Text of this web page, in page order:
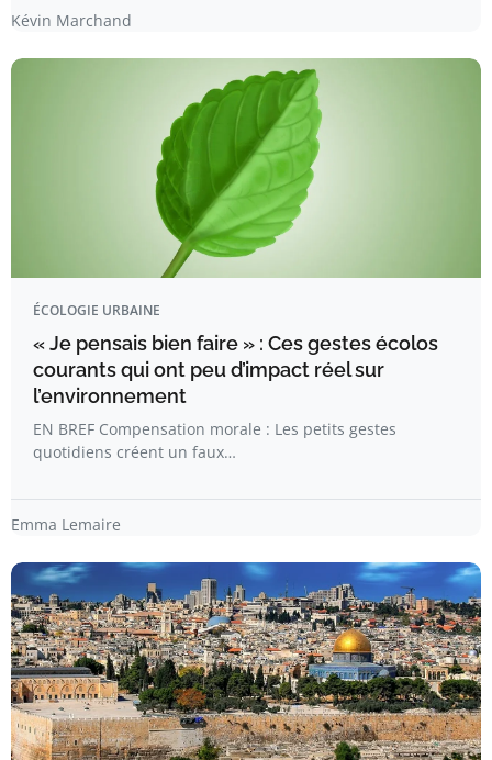
Kévin Marchand
ÉCOLOGIE URBAINE
« Je pensais bien faire » : Ces gestes écolos
courants qui ont peu d’impact réel sur
l’environnement
EN BREF Compensation morale : Les petits gestes
quotidiens créent un faux…
Emma Lemaire